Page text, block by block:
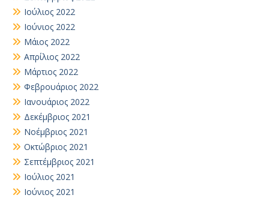
Ιούλιος 2022
Ιούνιος 2022
Μάιος 2022
Απρίλιος 2022
Μάρτιος 2022
Φεβρουάριος 2022
Ιανουάριος 2022
Δεκέμβριος 2021
Νοέμβριος 2021
Οκτώβριος 2021
Σεπτέμβριος 2021
Ιούλιος 2021
Ιούνιος 2021